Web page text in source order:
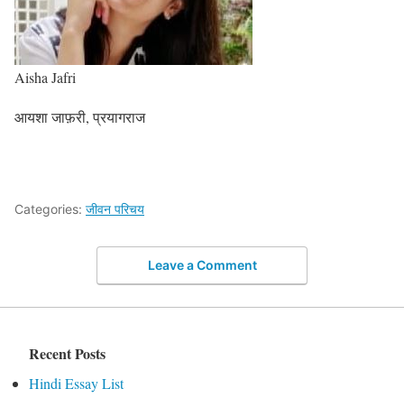
Aisha Jafri
आयशा जाफ़री, प्रयागराज
Categories: जीवन परिचय
Leave a Comment
Recent Posts
Hindi Essay List